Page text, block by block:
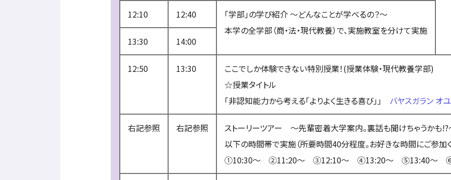
12:10 12:40
「学部」の学び紹介 ～どんなことが学べるの？～
本学の全学部（商・法・現代教養）で、実施教室を分けて実施
13:30
14:00
12:50 13:30
ここでしか体験できない特別授業！(授業体験・現代教養学部)
☆授業タイトル
「非認知能力から考える「よりよく生きる喜び」」 バヤスガラン オ
右記参照 右記参照
ストーリーツアー ～先輩密着大学案内。裏話も聞けちゃうかも!?
以下の時間帯で実施（所要時間40分程度。お好きな時間にご参加く
①10:30～ ②11:20～ ③12:10～ ④13:20～ ⑤13:40～